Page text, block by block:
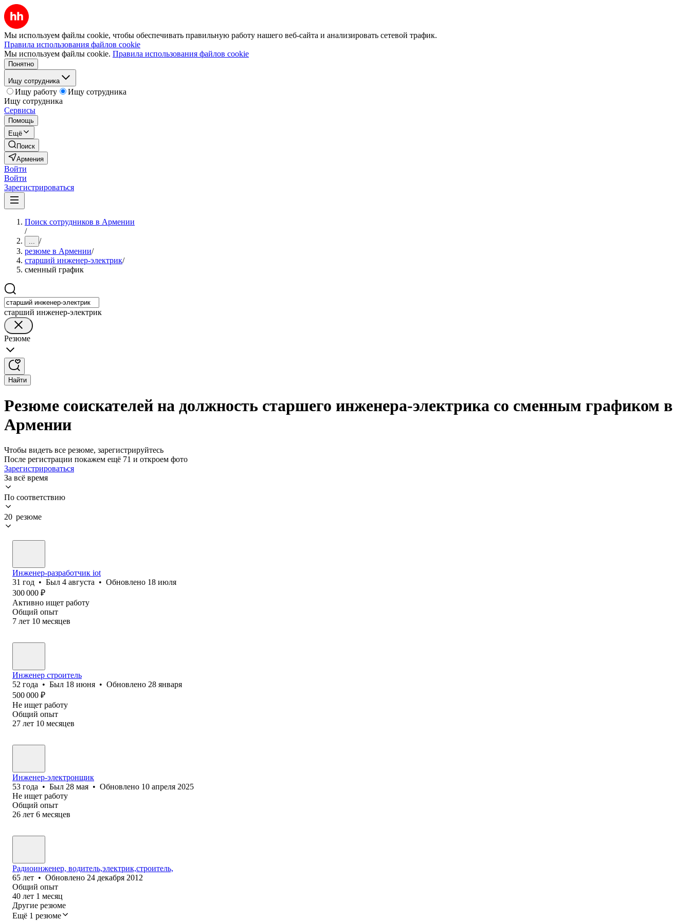
Мы используем файлы cookie, чтобы обеспечивать правильную работу нашего веб-сайта и анализировать сетевой трафик.
Правила использования файлов cookie
Мы используем файлы cookie. Правила использования файлов cookie
Понятно
Ищу сотрудника
Ищу работу
Ищу сотрудника
Ищу сотрудника
Сервисы
Помощь
Ещё
Поиск
Армения
Войти
Войти
Зарегистрироваться
Поиск сотрудников в Армении
/
... /
резюме в Армении/
старший инженер-электрик/
сменный график
старший инженер-электрик
Резюме
Найти
Резюме соискателей на должность старшего инженера-электрика со сменным графиком в
Армении
Чтобы видеть все резюме, зарегистрируйтесь
После регистрации покажем ещё 71 и откроем фото
Зарегистрироваться
За всё время
По соответствию
20 резюме
Инженер-разработчик iot
31 год • Был 4 августа • Обновлено 18 июля
300 000 ₽
Активно ищет работу
Общий опыт
7 лет 10 месяцев
Инженер строитель
52 года • Был 18 июня • Обновлено 28 января
500 000 ₽
Не ищет работу
Общий опыт
27 лет 10 месяцев
Инженер-электронщик
53 года • Был 28 мая • Обновлено 10 апреля 2025
Не ищет работу
Общий опыт
26 лет 6 месяцев
Радиоинженер, водитель,электрик,строитель,
65 лет • Обновлено 24 декабря 2012
Общий опыт
40 лет 1 месяц
Другие резюме
Ещё 1 резюме